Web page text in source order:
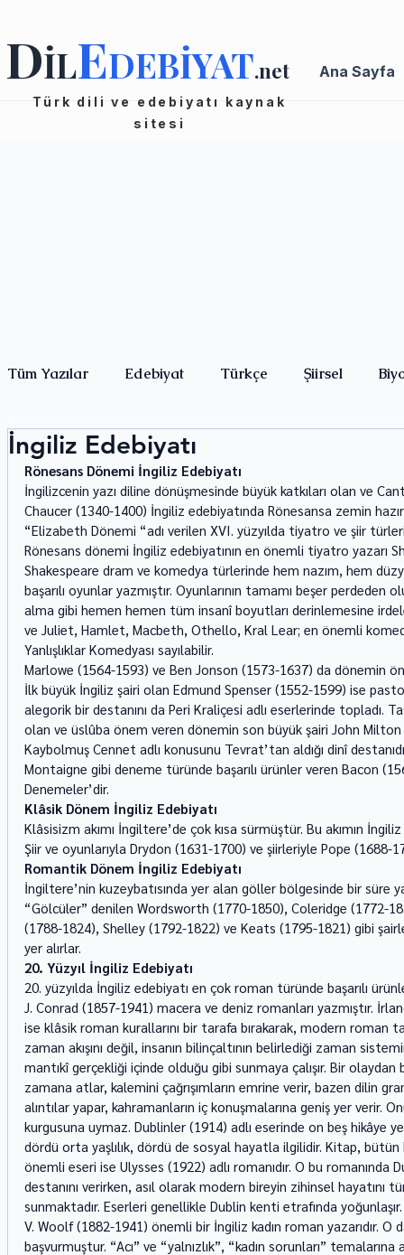
DİLEDEBİYAT.net Ana Sayfa
Türk dili ve edebiyatı kaynak
sitesi
Tüm Yazılar Edebiyat Türkçe Şiirsel
İngiliz Edebiyatı
Rönesans Dönemi İngiliz Edebiyatı
İngilizcenin yazı diline dönüşmesinde büyük katkıları olan ve
Chaucer (1340-1400) İngiliz edebiyatında Rönesansa zemin
“Elizabeth Dönemi “adı verilen XVI. yüzyılda tiyatro ve şiir
Rönesans dönemi İngiliz edebiyatının en önemli tiyatro yazarı
Shakespeare dram ve komedya türlerinde hem nazım, hem
başarılı oyunlar yazmıştır. Oyunlarının tamamı beşer
alma gibi hemen hemen tüm insanî boyutları derinlemesine
ve Juliet, Hamlet, Macbeth, Othello, Kral Lear; en önemli
Yanlışlıklar Komedyası sayılabilir.
Marlowe (1564-1593) ve Ben Jonson (1573-1637) da dönemin
İlk büyük İngiliz şairi olan Edmund Spenser (1552-1599) ise
alegorik bir destanını da Peri Kraliçesi adlı eserlerinde topladı.
olan ve üslûba önem veren dönemin son büyük şairi John
Kaybolmuş Cennet adlı konusunu Tevrat’tan aldığı dinî
Montaigne gibi deneme türünde başarılı ürünler veren Bacon
Denemeler’dir.
Klâsik Dönem İngiliz Edebiyatı
Klâsisizm akımı İngiltere’de çok kısa sürmüştür. Bu akımın
Şiir ve oyunlarıyla Drydon (1631-1700) ve şiirleriyle Pope (1688-
Romantik Dönem İngiliz Edebiyatı
İngiltere’nin kuzeybatısında yer alan göller bölgesinde bir süre
“Gölcüler” denilen Wordsworth (1770-1850), Coleridge (1772-
(1788-1824), Shelley (1792-1822) ve Keats (1795-1821) gibi
yer alırlar.
20. Yüzyıl İngiliz Edebiyatı
20. yüzyılda İngiliz edebiyatı en çok roman türünde başarılı
J. Conrad (1857-1941) macera ve deniz romanları yazmıştır.
ise klâsik roman kurallarını bir tarafa bırakarak, modern roman
zaman akışını değil, insanın bilinçaltının belirlediği zaman
mantıkî gerçekliği içinde olduğu gibi sunmaya çalışır. Bir
zamana atlar, kalemini çağrışımların emrine verir, bazen dilin
alıntılar yapar, kahramanların iç konuşmalarına geniş yer verir.
kurgusuna uymaz. Dublinler (1914) adlı eserinde on beş hikâye
dördü orta yaşlılık, dördü de sosyal hayatla ilgilidir. Kitap,
önemli eseri ise Ulysses (1922) adlı romanıdır. O bu romanında
destanını verirken, asıl olarak modern bireyin zihinsel hayatını
sunmaktadır. Eserleri genellikle Dublin kenti etrafında
V. Woolf (1882-1941) önemli bir İngiliz kadın roman yazarıdır. O
başvurmuştur. “Acı” ve “yalnızlık”, “kadın sorunları”